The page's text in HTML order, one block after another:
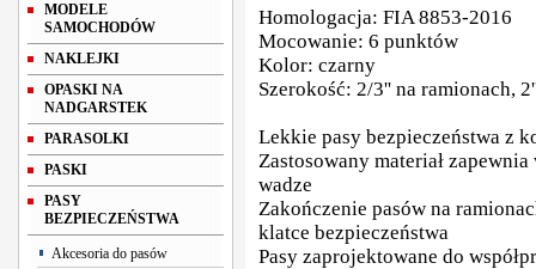
MODELE
SAMOCHODÓW
NAKLEJKI
OPASKI NA
NADGARSTEK
PARASOLKI
PASKI
PASY
BEZPIECZEŃSTWA
Akcesoria do pasów
Homologacja: FIA 8853-2016
Mocowanie: 6 punktów
Kolor: czarny
Szerokość: 2/3'' na ramionach,
Lekkie pasy bezpieczeństwa z
Zastosowany materiał
wadze
Zakończenie pasów na
klatce bezpieczeństwa
Pasy zaprojektowane do